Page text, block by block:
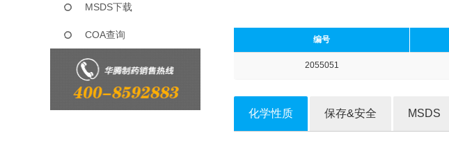
MSDS下载
COA查询 编号
2055051
化学性质 保存&安全 MSDS